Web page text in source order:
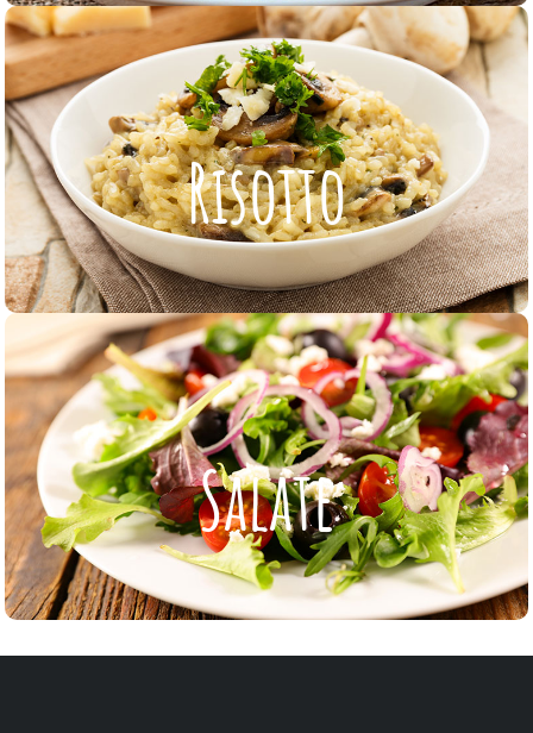
Risotto
Risotto
ZUR KARTE
Salate
Salate
ZUR KARTE